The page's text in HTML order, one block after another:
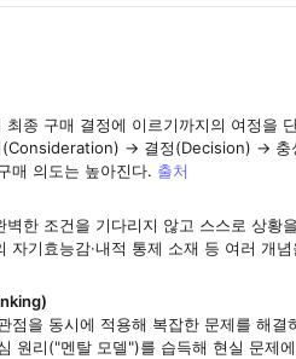
종 구매 결정에 이르기까지의 여정을
→ 결정(Decision) → 충
매 의도는 높아진다. 출처
한 조건을 기다리지 않고 스스로 상황
기효능감·내적 통제 소재 등 여러 개
점을 동시에 적용해 복잡한 문제를 해결
원리("멘탈 모델")를 습득해 현실 문제